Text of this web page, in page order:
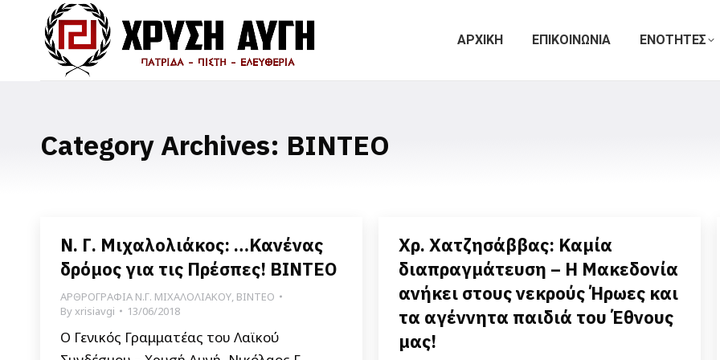
ΑΡΧΙΚΗ ΕΠΙΚΟΙΝΩΝΙΑ ΕΝΟΤΗΤΕΣ
Category Archives: ΒΙΝΤΕΟ
Ν. Γ. Μιχαλολιάκος: …Κανένας
δρόμος για τις Πρέσπες! ΒΙΝΤΕΟ
ΑΡΘΡΟΓΡΑΦΙΑ Ν.Γ. ΜΙΧΑΛΟΛΙΑΚΟΥ, ΒΙΝΤΕΟ
Byxrisiavgi 13/06/2018
Ο Γενικός Γραμματέας του Λαϊκού
Χρ. Χατζησάββας: Καμία
διαπραγμάτευση – Η Μακεδονία
ανήκει στους νεκρούς Ήρωες και
τα αγέννητα παιδιά του Έθνους
μας!